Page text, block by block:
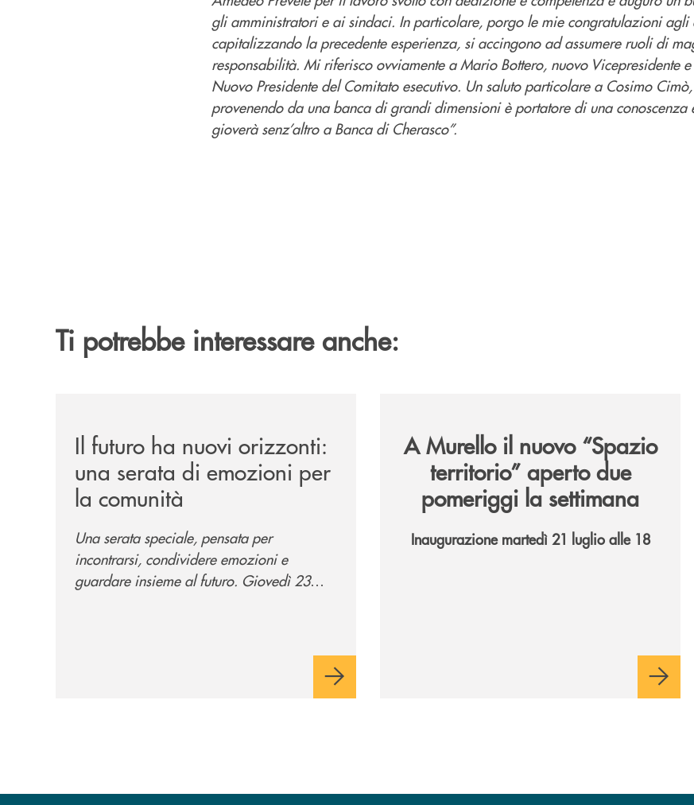
gli amministratori e ai sindaci. In particolare, porgo le mie congratulazioni agli
capitalizzando la precedente esperienza, si accingono ad assumere ruoli di
responsabilità. Mi riferisco ovviamente a Mario Bottero, nuovo Vicepresidente
Nuovo Presidente del Comitato esecutivo. Un saluto particolare a Cosimo
provenendo da una banca di grandi dimensioni è portatore di una conoscenza
gioverà senz’altro a Banca di Cherasco”.
Ti potrebbe interessare anche:
Il futuro ha nuovi orizzonti:
una serata di emozioni per
la comunità
Una serata speciale, pensata per
incontrarsi, condividere emozioni e
guardare insieme al futuro. Giovedì 23
A Murello il nuovo “Spazio
territorio” aperto due
pomeriggi la settimana
Inaugurazione martedì 21 luglio alle 18